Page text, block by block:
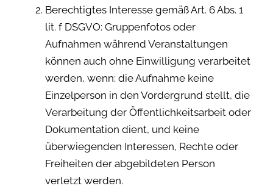
Berechtigtes Interesse gemäß Art. 6 Abs. 1
lit. f DSGVO: Gruppenfotos oder
Aufnahmen während Veranstaltungen
können auch ohne Einwilligung verarbeitet
werden, wenn: die Aufnahme keine
Einzelperson in den Vordergrund stellt, die
Verarbeitung der Öffentlichkeitsarbeit oder
Dokumentation dient, und keine
überwiegenden Interessen, Rechte oder
Freiheiten der abgebildeten Person
verletzt werden.